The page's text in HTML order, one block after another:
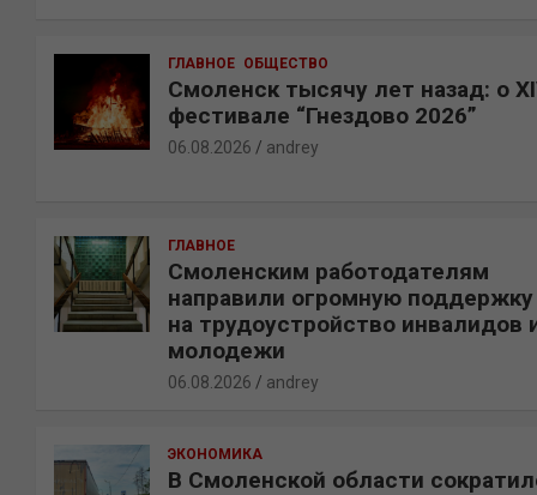
ГЛАВНОЕ ОБЩЕСТВО
Смоленск тысячу лет назад: о
фестивале “Гнездово 2026”
06.08.2026 andrey
ГЛАВНОЕ
Смоленским работодателям
направили огромную поддержку
на трудоустройство инвалидов
молодежи
06.08.2026 andrey
ЭКОНОМИКА
В Смоленской области